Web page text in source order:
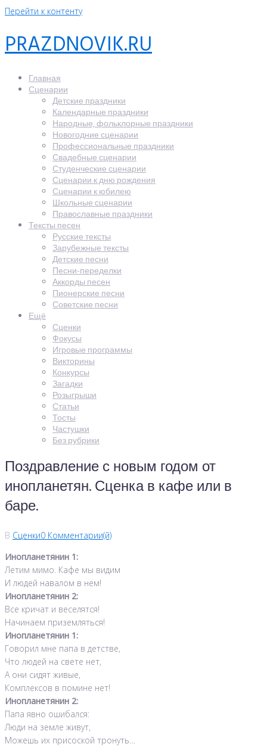
Перейти к контенту
PRAZDNOVIK.RU
Главная
Сценарии
Детские праздники
Календарные праздники
Народные, фольклорные праздники
Новогодние сценарии
Профессиональные праздники
Свадебные сценарии
Студенческие сценарии
Сценарии к дню рождения
Сценарии к юбилею
Школьные сценарии
Православные праздники
Тексты песен
Русские тексты
Зарубежные тексты
Детские песни
Песни-переделки
Аккорды песен
Пионерские песни
Советские песни
Ещё
Сценки
Фокусы
Игровые программы
Викторины
Конкурсы
Загадки
Розыгрыши
Статьи
Тосты
Частушки
Без рубрики
Поздравление с новым годом от
инопланетян. Сценка в кафе или в
баре.
В Сценки0 Комментарии(й)
Инопланетянин 1:
Летим мимо. Кафе мы видим
И людей навалом в нем!
Инопланетянин 2:
Все кричат и веселятся!
Начинаем приземляться!
Инопланетянин 1:
Говорил мне папа в детстве,
Что людей на свете нет,
А они сидят живые,
Комплексов в помине нет!
Инопланетянин 2:
Папа явно ошибался:
Люди на земле живут,
Можешь их присоской тронуть…